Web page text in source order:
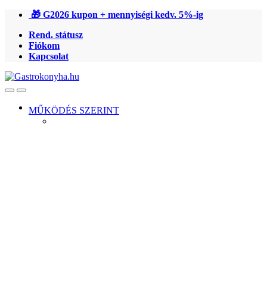
Ugrás
navigációhoz
Ugrás
tartalomra
🎁 G2026 kupon + mennyiségi kedv. 5%-ig
Rend. státusz
Fiókom
Kapcsolat
OpenClose
MŰKÖDÉS SZERINT